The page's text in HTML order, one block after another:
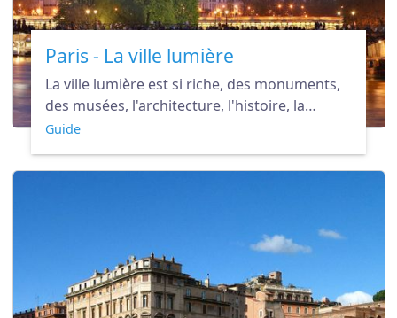
Paris - La ville lumière
La ville lumière est si riche, des monuments,
des musées, l'architecture, l'histoire, la
culture, la mode... qu'elle attire naturellement
destination au monde.
Guide